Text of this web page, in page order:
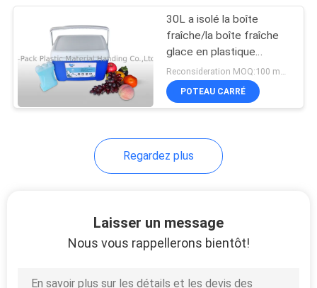
Poubelles de
stockage d'entrepôt
palettes en
résistantes
30L a isolé la boîte
fraîche/la boîte fraîche
glace en plastique
extérieure pour le
transport de viande
Reconsideration MOQ:100 morceaux
POTEAU CARRÉ
Regardez plus
Laisser un message
Nous vous rappellerons bientôt!